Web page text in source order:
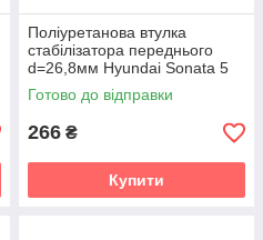
Поліуретанова втулка
стабілізатора переднього
d=26,8мм Hyundai Sonata 5
gen. (NF) Седан (2004-2009)
v19
Готово до відправки
266 ₴
Купити